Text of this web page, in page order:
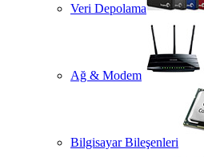
Veri Depolama
Ağ & Modem
Bilgisayar Bileşenleri